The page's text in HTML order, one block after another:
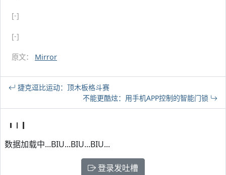
[-]
[-]
原文： Mirror
捷克逗比运动：顶木板格斗赛
不能更酷炫：用手机APP控制的智能门锁
数据加载中...BIU...BIU...BIU...
登录发吐槽